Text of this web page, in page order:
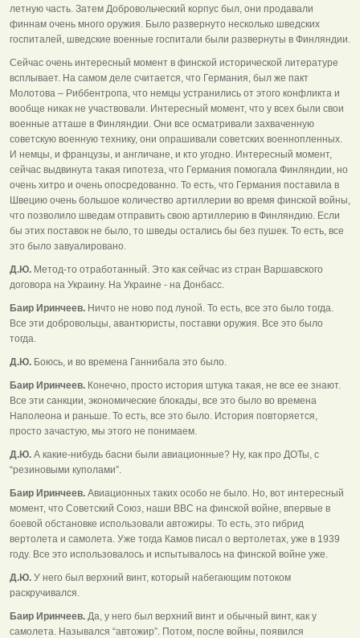
летную часть. Затем Добровольческий корпус был, они продавали
финнам очень много оружия. Было развернуто несколько шведских
госпиталей, шведские военные госпитали были развернуты в Финляндии.
Сейчас очень интересный момент в финской исторической литературе
всплывает. На самом деле считается, что Германия, был же пакт
Молотова – Риббентропа, что немцы устранились от этого конфликта и
вообще никак не участвовали. Интересный момент, что у всех были свои
военные атташе в Финляндии. Они все осматривали захваченную
советскую военную технику, они опрашивали советских военнопленных.
И немцы, и французы, и англичане, и кто угодно. Интересный момент,
сейчас выдвинута такая гипотеза, что Германия помогала Финляндии, но
очень хитро и очень опосредованно. То есть, что Германия поставила в
Швецию очень большое количество артиллерии во время финской войны,
что позволило шведам отправить свою артиллерию в Финляндию. Если
бы этих поставок не было, то шведы остались бы без пушек. То есть, все
это было завуалировано.
Д.Ю. Метод-то отработанный. Это как сейчас из стран Варшавского
договора на Украину. На Украине - на Донбасс.
Баир Иринчеев. Ничто не ново под луной. То есть, все это было тогда.
Все эти добровольцы, авантюристы, поставки оружия. Все это было
тогда.
Д.Ю. Боюсь, и во времена Ганнибала это было.
Баир Иринчеев. Конечно, просто история штука такая, не все ее знают.
Все эти санкции, экономические блокады, все это было во времена
Наполеона и раньше. То есть, все это было. История повторяется,
просто зачастую, мы этого не понимаем.
Д.Ю. А какие-нибудь басни были авиационные? Ну, как про ДОТы, с
“резиновыми куполами”.
Баир Иринчеев. Авиационных таких особо не было. Но, вот интересный
момент, что Советский Союз, наши ВВС на финской войне, впервые в
боевой обстановке использовали автожиры. То есть, это гибрид
вертолета и самолета. Уже тогда Камов писал о вертолетах, уже в 1939
году. Все это использовалось и испытывалось на финской войне уже.
Д.Ю. У него был верхний винт, который набегающим потоком
раскручивался.
Баир Иринчеев. Да, у него был верхний винт и обычный винт, как у
самолета. Назывался “автожир”. Потом, после войны, появился